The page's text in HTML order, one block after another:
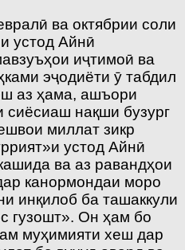
ва октябрии соли
устод Айнӣ
иҷтимоӣ ва
эҷодиёти ӯ табдил
аз ҳама, ашъори
сиёсиаш нақши бузург
миллат зикр
устод Айнӣ
ва аз равандҳои
канормондаи моро
инқилоб ба ташаккули
гузошт». Он ҳам бо
муҳимияти хеш дар